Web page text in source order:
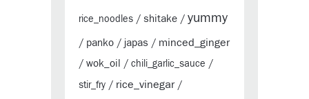
rice_noodles / shitake / yummy
/ panko / japas / minced_ginger
/ wok_oil / chili_garlic_sauce /
stir_fry / rice_vinegar/